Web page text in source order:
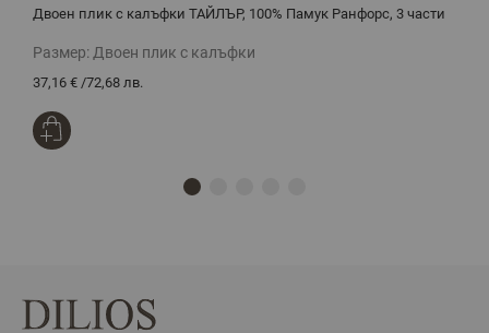
Двоен плик с калъфки ТАЙЛЪР, 100% Памук Ранфорс, 3 части
Размер: Двоен плик с калъфки
37,16 € /72,68 лв.